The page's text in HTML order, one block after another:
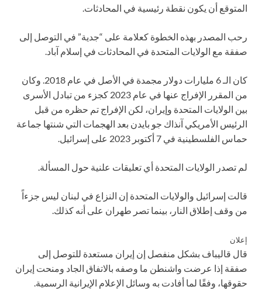
المتوقع أن يكون نقطة رئيسية في المحادثات.
رحب المصدر بهذه الخطوة كعلامة على “جدية” في التوصل إلى
صفقة مع الولايات المتحدة في المحادثات في إسلام آباد.
كان الـ 6 مليارات دولار مجمدة في الأصل في عام 2018. وكان
من المقرر الإفراج عنها في عام 2023 كجزء من تبادل الأسرى
بين الولايات المتحدة وإيران، لكن الإفراج تم حظره من قبل
الرئيس الأمريكي آنذاك جو بايدن بعد الهجمات التي شنتها جماعة
حماس الفلسطينية في 7 أكتوبر 2023 على إسرائيل.
لم تصدر الولايات المتحدة أي تعليقات علنية حول المسألة.
قالت إسرائيل والولايات المتحدة إن النزاع في لبنان ليس جزءاً
من وقف إطلاق النار، بينما تصر طهران على أنه كذلك.
إعلان
قال قاليباف بشكل منفصل إن إيران مستعدة للتوصل إلى
صفقة إذا عرضت واشنطن ما وصفه بالاتفاق الجاد ومنحت إيران
حقوقها، وفقًا لما أفادت به وسائل الإعلام الإيرانية الرسمية.